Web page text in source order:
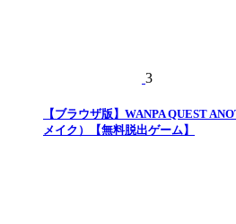
3
【ブラウザ版】WANPA QUEST
メイク）【無料脱出ゲーム】